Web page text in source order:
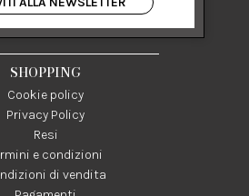
Salerno Italia
03024950655
SHOPPING
Cookie policy
Privacy Policy
Resi
e condizioni
di vendita